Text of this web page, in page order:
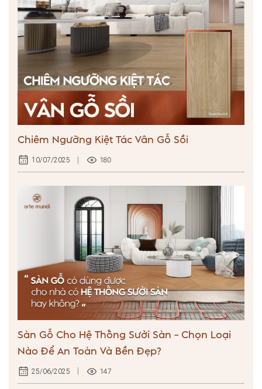
Chiêm Ngưỡng Kiệt Tác Vân Gỗ Sồi
10/07/2025 180
Sàn Gỗ Cho Hệ Thống Sưởi Sàn – Chọn Loại
Nào Để An Toàn Và Bền Đẹp?
25/06/2025 147